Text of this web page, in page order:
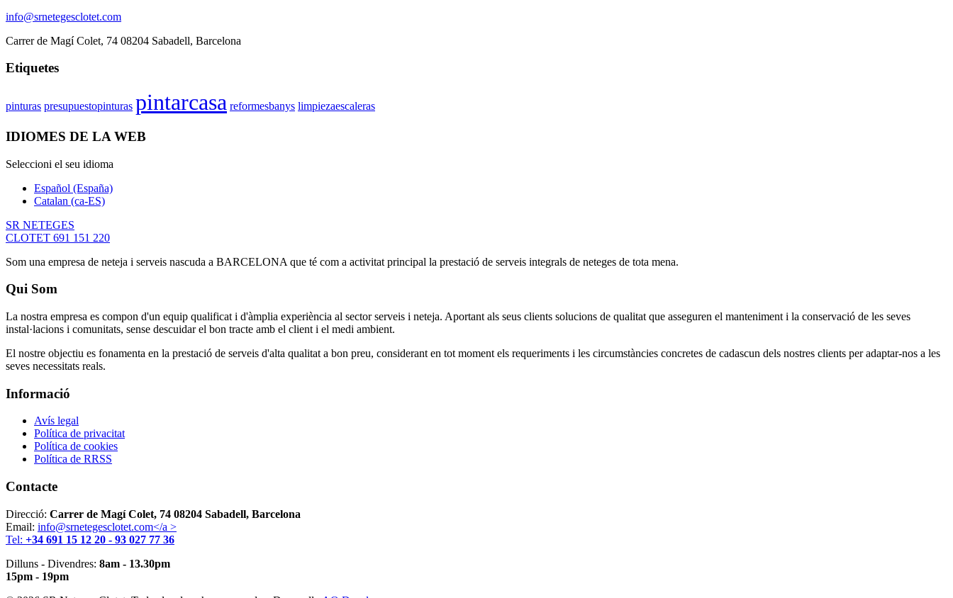
info@srnetegesclotet.com
Carrer de Magí Colet, 74 08204 Sabadell, Barcelona
Etiquetes
pinturas presupuestopinturas pintarcasa reformesbanys limpiezaescaleras
IDIOMES DE LA WEB
Seleccioni el seu idioma
Español (España)
Catalan (ca-ES)
SR NETEGES
CLOTET 691 151 220
Som una empresa de neteja i serveis nascuda a BARCELONA que té com a activitat principal la prestació de serveis integrals de neteges de tota mena.
Qui Som
La nostra empresa es compon d'un equip qualificat i d'àmplia experiència al sector serveis i neteja. Aportant als seus clients solucions de qualitat que asseguren el manteniment i la conservació de les seves
instal·lacions i comunitats, sense descuidar el bon tracte amb el client i el medi ambient.
El nostre objectiu es fonamenta en la prestació de serveis d'alta qualitat a bon preu, considerant en tot moment els requeriments i les circumstàncies concretes de cadascun dels nostres clients per adaptar-nos a les
seves necessitats reals.
Informació
Avís legal
Política de privacitat
Política de cookies
Política de RRSS
Contacte
Direcció: Carrer de Magí Colet, 74 08204 Sabadell, Barcelona
Email: info@srnetegesclotet.com</a >
Tel: +34 691 15 12 20 - 93 027 77 36
Dilluns - Divendres: 8am - 13.30pm
15pm - 19pm